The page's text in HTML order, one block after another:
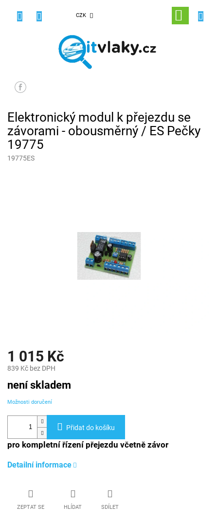
CZK
NÁKUPNÍ
KOŠÍK
Elektronický modul k přejezdu se
závorami - obousměrný / ES Pečky
19775
19775ES
1 015 Kč
839 Kč bez DPH
cena:
není skladem
Možnosti doručení
Přidat do košíku
pro kompletní řízení přejezdu včetně závor
Detailní informace
ZEPTAT SE HLÍDAT SDÍLET